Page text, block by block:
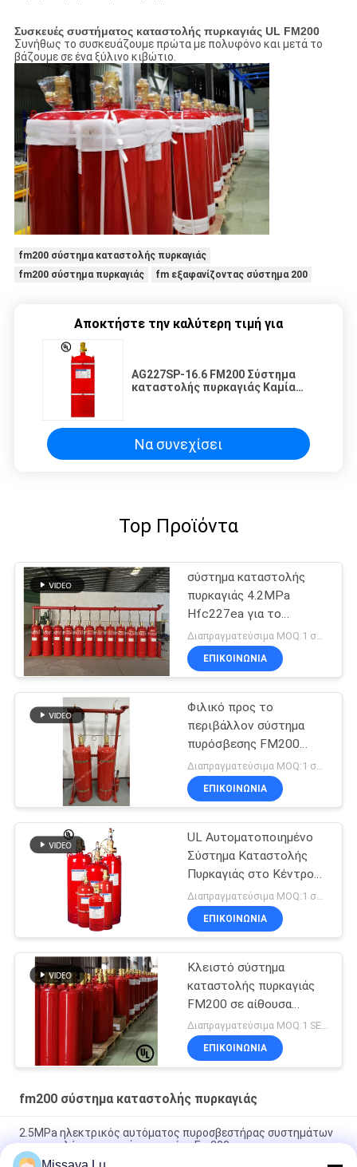
Συσκευές συστήματος καταστολής πυρκαγιάς UL FM200
Συνήθως το συσκευάζουμε πρώτα με πολυφόνο και μετά το
βάζουμε σε ένα ξύλινο κιβώτιο.
fm200 σύστημα καταστολής πυρκαγιάς
fm200 σύστημα πυρκαγιάς
fm εξαφανίζοντας σύστημα 200
Αποκτήστε την καλύτερη τιμή για
AG227SP-16.6 FM200 Σύστημα
καταστολής πυρκαγιάς Καμία
Να συνεχίσει
Top Προϊόντα
σύστημα καταστολής
πυρκαγιάς 4.2MPa
Hfc227ea για το
δωμάτιο
τηλεπικοινωνιών
Διαπραγματεύσιμα MOQ:1 σύνολο
ΕΠΙΚΟΙΝΩΝΊΑ
Φιλικό προς το
περιβάλλον σύστημα
πυρόσβεσης FM200
χωρίς ρύπανση
ΕΠΙΚΟΙΝΩΝΊΑ
UL Αυτοματοποιημένο
Σύστημα Καταστολής
Πυρκαγιάς στο Κέντρο
Δεδομένων FM200
ΕΠΙΚΟΙΝΩΝΊΑ
Κλειστό σύστημα
καταστολής πυρκαγιάς
FM200 σε αίθουσα
τηλεπικοινωνιών
Διαπραγματεύσιμα MOQ:1 SET
ΕΠΙΚΟΙΝΩΝΊΑ
fm200 σύστημα καταστολής πυρκαγιάς
2.5MPa ηλεκτρικός αυτόματος πυροσβεστήρας συστημάτων
καταστολής πυρκαγιάς γραφείου Fm200